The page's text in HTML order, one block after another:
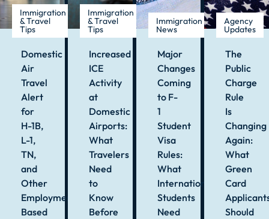
Immigration
& Travel
Tips
Domestic
Air
Travel
Alert
for
H-1B,
L-1,
TN,
and
Other
Employment-
Based
Immigration
& Travel
Tips
Increased
ICE
Activity
at
Domestic
Airports:
What
Travelers
Need
to
Know
Before
Immigration
News
Major
Changes
Coming
to F-
1
Student
Visa
Rules:
What
International
Students
Need
Agency
Updates
The
Public
Charge
Rule
Is
Changing
Again:
What
Green
Card
Should